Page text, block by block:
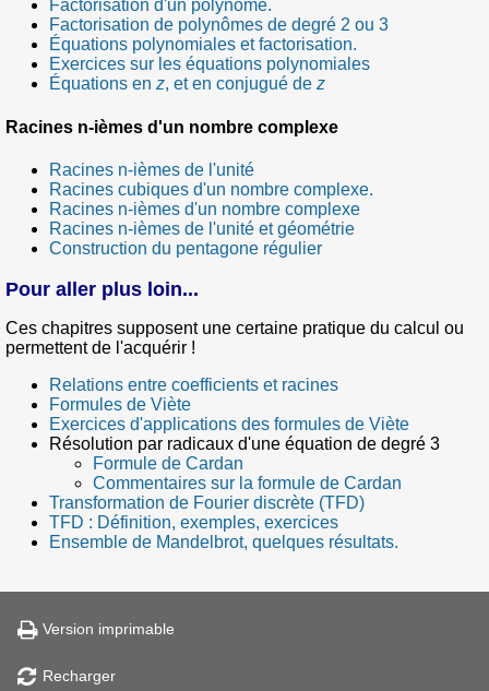
Factorisation d'un polynôme.
Factorisation de polynômes de degré 2 ou 3
Équations polynomiales et factorisation.
Exercices sur les équations polynomiales
Équations en z, et en conjugué de z
Racines n-ièmes d'un nombre complexe
Racines n-ièmes de l'unité
Racines cubiques d'un nombre complexe.
Racines n-ièmes d'un nombre complexe
Racines n-ièmes de l'unité et géométrie
Construction du pentagone régulier
Pour aller plus loin...
Ces chapitres supposent une certaine pratique du calcul ou
permettent de l'acquérir !
Relations entre coefficients et racines
Formules de Viète
Exercices d'applications des formules de Viète
Résolution par radicaux d'une équation de degré 3
Formule de Cardan
Commentaires sur la formule de Cardan
Transformation de Fourier discrète (TFD)
TFD : Définition, exemples, exercices
Ensemble de Mandelbrot, quelques résultats.
Version imprimable
Recharger